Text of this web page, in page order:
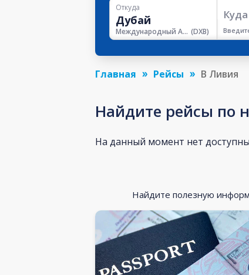
Откуда
Международный Аэропорт Дубая (DXB)
Куда
Главная Рейсы В Ливия
Найдите рейсы по
На данный момент нет
Найдите полезную